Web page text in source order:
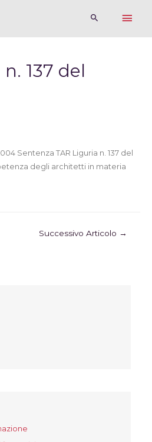
137 del
Sentenza TAR Liguria n. 137 del
degli architetti in materia
Successivo Articolo →